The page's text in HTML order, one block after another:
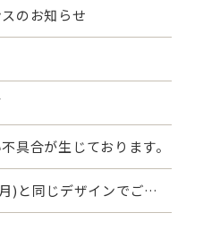
のお知らせ
具合が生じております。
)と同じデザインでご注